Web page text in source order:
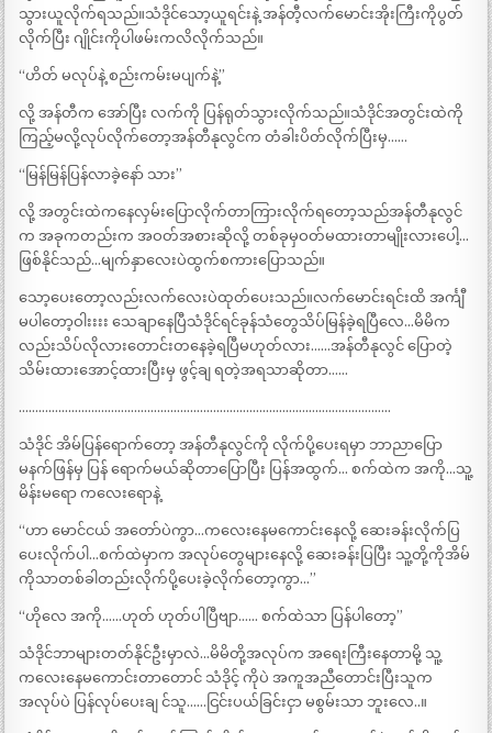
သွားယူလိုက်ရသည်။သံဒိုင်သော့ယူရင်းနဲ့ အန်တီ့လက်မောင်းအိုးကြီးကိုပွတ်
လိုက်ပြီး ဂျိုင်းကိုပါဖမ်းကလိလိုက်သည်။
“ဟိတ် မလုပ်နဲ့ စည်းကမ်းမပျက်နဲ့”
လို့ အန်တီက အော်ပြီး လက်ကို ပြန်ရုတ်သွားလိုက်သည်။သံဒိုင်အတွင်းထဲကို
ကြည့်မလို့လုပ်လိုက်တော့အန်တီနုလွင်က တံခါးပိတ်လိုက်ပြီးမှ……
“မြန်မြန်ပြန်လာခဲ့နော် သား”
လို့ အတွင်းထဲကနေလှမ်းပြောလိုက်တာကြားလိုက်ရတော့သည်အန်တီနုလွင်
က အခုကတည်းက အဝတ်အစားဆိုလို့ တစ်ခုမှဝတ်မထားတာမျိုးလားပေါ့…
ဖြစ်နိုင်သည်…မျက်နှာလေးပဲထွက်စကားပြောသည်။
သော့ပေးတော့လည်းလက်လေးပဲထုတ်ပေးသည်။လက်မောင်းရင်းထိ အင်္ကျီ
မပါတော့ဝါးးးး သေချာနေပြီသံဒိုင်ရင်ခုန်သံတွေသိပ်မြန်ခဲ့ရပြီလေ…မိမိက
လည်းသိပ်လိုလားတောင်းတနေခဲ့ရပြီမဟုတ်လား……အန်တီနုလွင် ပြောတဲ့
သိမ်းထားအောင့်ထားပြီးမှ ဖွင့်ချ ရတဲ့အရသာဆိုတာ……
…………………………………………………………………………………………………..
သံဒိုင် အိမ်ပြန်ရောက်တော့ အန်တီနုလွင်ကို လိုက်ပို့ပေးရမှာ ဘာညာပြော
မနက်ဖြန်မှ ပြန် ရောက်မယ်ဆိုတာပြောပြီး ပြန်အထွက်… စက်ထဲက အကို…သူ့
မိန်းမရော ကလေးရောနဲ့
“ဟာ မောင်ငယ် အတော်ပဲကွာ…ကလေးနေမကောင်းနေလို့ ဆေးခန်းလိုက်ပြ
ပေးလိုက်ပါ…စက်ထဲမှာက အလုပ်တွေများနေလို့ ဆေးခန်းပြပြီး သူ့တို့ကိုအိမ်
ကိုသာတစ်ခါတည်းလိုက်ပို့ပေးခဲ့လိုက်တော့ကွာ…”
“ဟိုလေ အကို……ဟုတ် ဟုတ်ပါပြီဗျာ…… စက်ထဲသာ ပြန်ပါတော့”
သံဒိုင်ဘာများတတ်နိုင်ဦးမှာလဲ…မိမိတို့အလုပ်က အရေးကြီးနေတာမို့ သူ့
ကလေးနေမကောင်းတာတောင် သံဒိုင့် ကိုပဲ အကူအညီတောင်းပြီးသူက
အလုပ်ပဲ ပြန်လုပ်ပေးချ င်သူ……ငြင်းပယ်ခြင်းငှာ မစွမ်းသာ ဘူးလေ..။